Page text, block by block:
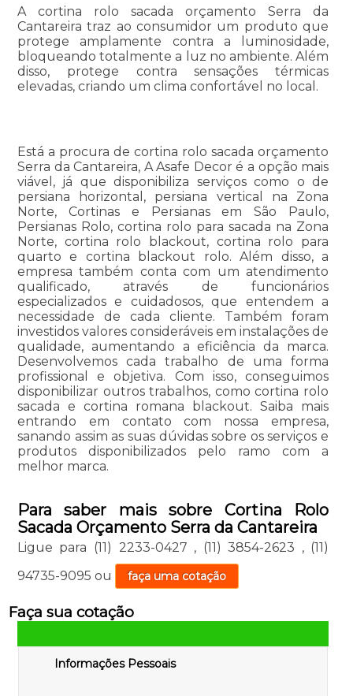
A cortina rolo sacada orçamento Serra da
Cantareira traz ao consumidor um produto que
protege amplamente contra a luminosidade,
bloqueando totalmente a luz no ambiente. Além
disso, protege contra sensações térmicas
elevadas, criando um clima confortável no local.
Está a procura de cortina rolo sacada orçamento
Serra da Cantareira, A Asafe Decor é a opção mais
viável, já que disponibiliza serviços como o de
persiana horizontal, persiana vertical na Zona
Norte, Cortinas e Persianas em São Paulo,
Persianas Rolo, cortina rolo para sacada na Zona
Norte, cortina rolo blackout, cortina rolo para
quarto e cortina blackout rolo. Além disso, a
empresa também conta com um atendimento
qualificado, através de funcionários
especializados e cuidadosos, que entendem a
necessidade de cada cliente. Também foram
investidos valores consideráveis em instalações de
qualidade, aumentando a eficiência da marca.
Desenvolvemos cada trabalho de uma forma
profissional e objetiva. Com isso, conseguimos
disponibilizar outros trabalhos, como cortina rolo
sacada e cortina romana blackout. Saiba mais
entrando em contato com nossa empresa,
sanando assim as suas dúvidas sobre os serviços e
produtos disponibilizados pelo ramo com a
melhor marca.
Para saber mais sobre Cortina Rolo
Sacada Orçamento Serra da Cantareira
Ligue para (11) 2233-0427 , (11) 3854-2623 , (11)
94735-9095 ou faça uma cotação
Faça sua cotação
Informações Pessoais